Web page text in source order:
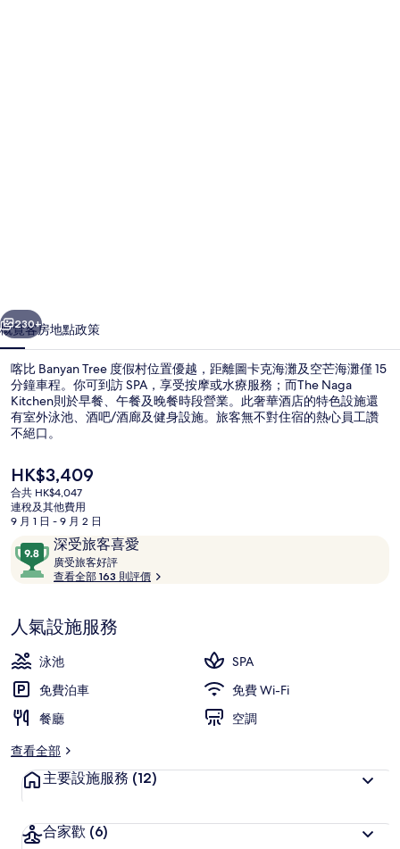
相
片
集
個 下一個
230+
概覽客房地點政策
喀比 Banyan Tree 度假村位置優越，距離圖卡克海灘及空芒海灘僅 15
分鐘車程。你可到訪 SPA，享受按摩或水療服務；而The Naga
Kitchen則於早餐、午餐及晚餐時段營業。此奢華酒店的特色設施還
有室外泳池、酒吧/酒廊及健身設施。旅客無不對住宿的熱心員工讚
不絕口。
現
價
HK$3,409
HK$3,409
合共 HK$4,047
連稅及其他費用
9 月 1 日 - 9 月 2 日
評
價
深受旅客喜愛
9.8
分
(滿
為
10
分)，
深
受
旅
喜
愛
廣受旅客好評
受
查看全部 163 則評價
人氣設施服務
泳池
SPA
免費泊車
免費 Wi-Fi
餐廳
空調
查看全部
主要設施服務 (12)
合家歡 (6)